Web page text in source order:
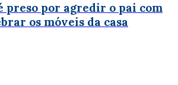
preso por agredir o pai com
os móveis da casa